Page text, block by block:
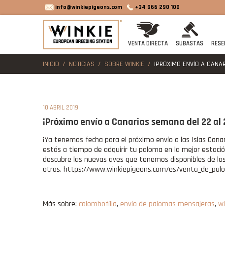
info@winkiepigeons.com +34 966 290 100
VENTA DIRECTA SUBASTAS
INICIO NOTICIAS SOBRE WINKIE ¡PRÓXIMO ENVÍO A
10 ABRIL 2019
¡Próximo envío a Canarias semana del 22 al
¡Ya tenemos fecha para el próximo envío a las Islas
estás a tiempo de adquirir tu paloma en la mejor
descubre las nuevas aves que tenemos disponibles de
otros. https://www.winkiepigeons.com/es/
Más sobre: colombofília, envío de palomas mensajeras,